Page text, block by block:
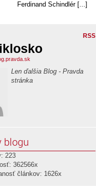
Ferdinand Schindlér [...]
RSS
Len ďalšia Blog - Pravda
stránka
blogu
223
362566x
článkov: 1626x